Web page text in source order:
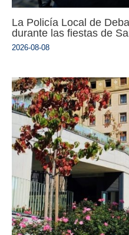
La Policía Local de
durante las fiestas de
2026-08-08